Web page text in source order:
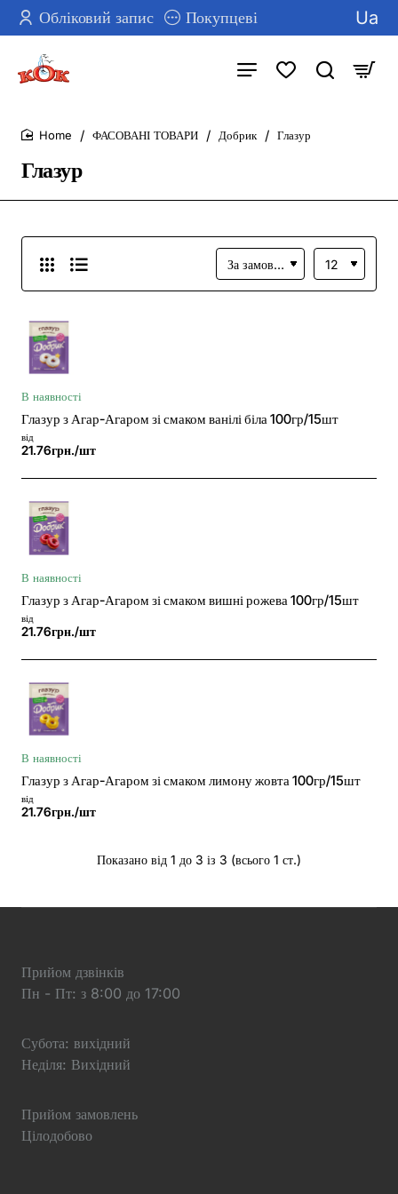
Обліковий запис Покупцеві Ua
Глазур
ФАСОВАНІ ТОВАРИ Добрик Глазур
В наявності
Глазур з Агар-Агаром зі смаком ванілі біла 100гр/15шт
від
21.76грн./шт
В наявності
Глазур з Агар-Агаром зі смаком вишні рожева 100гр/15шт
від
21.76грн./шт
В наявності
Глазур з Агар-Агаром зі смаком лимону жовта 100гр/15шт
від
21.76грн./шт
Показано від 1 до 3 із 3 (всього 1 ст.)
Прийом дзвінків
Пн - Пт: з 8:00 до 17:00
Субота: вихідний
Неділя: Вихідний
Прийом замовлень
Цілодобово